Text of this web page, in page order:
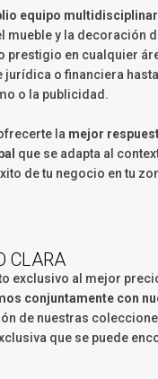
equipo
mueble y la decoración
en cualquier
o financiera hasta
o la publicidad.
la mejor
que se adapta al
de tu negocio en tu
CLARA
exclusivo al mejor
conjuntamente con
de nuestras
que se puede